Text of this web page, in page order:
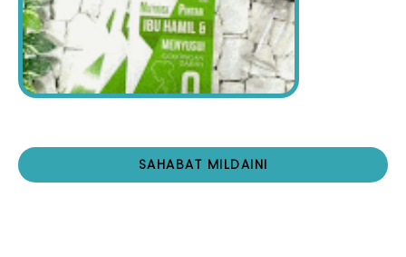
SAHABAT MILDAINI